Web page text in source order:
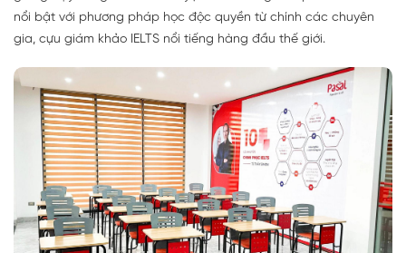
nổi bật với phương pháp học độc quyền từ chính các chuyên
gia, cựu giám khảo IELTS nổi tiếng hàng đầu thế giới.